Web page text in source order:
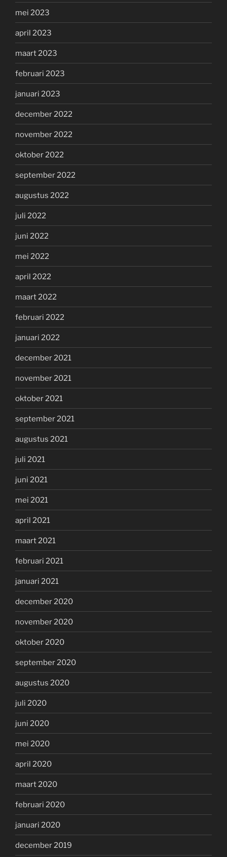
mei 2023
april 2023
maart 2023
februari 2023
januari 2023
december 2022
november 2022
oktober 2022
september 2022
augustus 2022
juli 2022
juni 2022
mei 2022
april 2022
maart 2022
februari 2022
januari 2022
december 2021
november 2021
oktober 2021
september 2021
augustus 2021
juli 2021
juni 2021
mei 2021
april 2021
maart 2021
februari 2021
januari 2021
december 2020
november 2020
oktober 2020
september 2020
augustus 2020
juli 2020
juni 2020
mei 2020
april 2020
maart 2020
februari 2020
januari 2020
december 2019